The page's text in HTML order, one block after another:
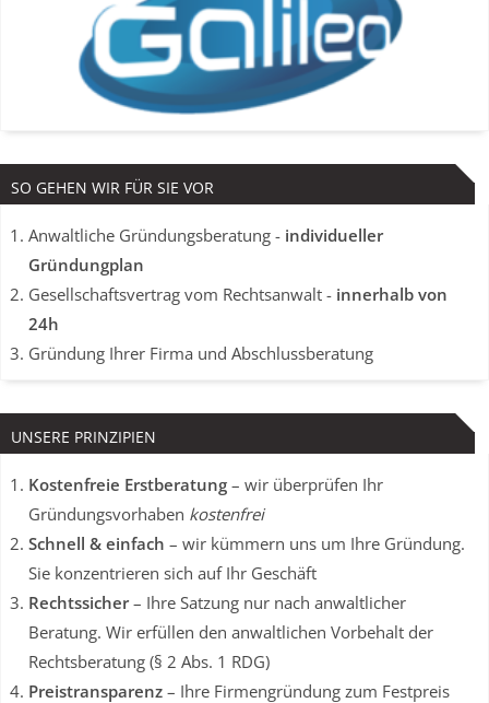
SO GEHEN WIR FÜR SIE VOR
Anwaltliche Gründungsberatung - individueller
Gründungplan
Gesellschaftsvertrag vom Rechtsanwalt - innerhalb von
24h
Gründung Ihrer Firma und Abschlussberatung
UNSERE PRINZIPIEN
Kostenfreie Erstberatung – wir überprüfen Ihr
Gründungsvorhaben kostenfrei
Schnell & einfach – wir kümmern uns um Ihre Gründung.
Sie konzentrieren sich auf Ihr Geschäft
Rechtssicher– Ihre Satzung nur nach anwaltlicher
Beratung. Wir erfüllen den anwaltlichen Vorbehalt der
Rechtsberatung (§ 2 Abs. 1 RDG)
Preistransparenz – Ihre Firmengründung zum Festpreis